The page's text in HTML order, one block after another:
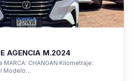
AGENCIA M.2024
MARCA: CHANGAN Kilometraje:
Modelo…